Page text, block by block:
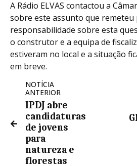
A Rádio ELVAS contactou a
sobre este assunto que
responsabilidade sobre esta
o construtor e a equipa de
estiveram no local e a situação
em breve.
NOTÍCIA
ANTERIOR
IPDJ abre
candidaturas
de jovens
para
natureza e
florestas